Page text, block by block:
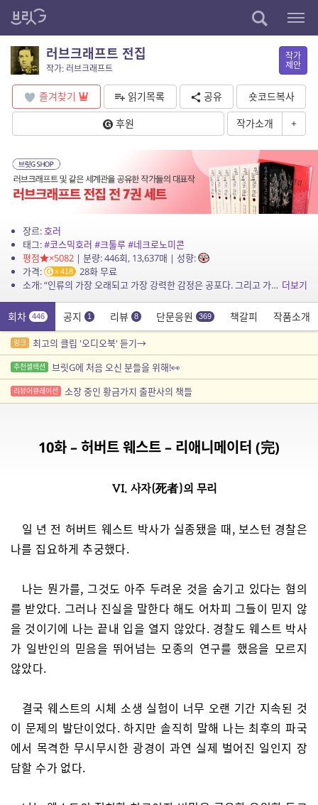
러브크래프트 전집
작가: 러브크래프트
작가
제안
즐겨찾기 읽기목록 공유
숏코드복사
후원
작가소개 +
장르:호러
태그:#코스믹호러 #크툴루#네크로노미콘
평점
×5082| 분량: 446회, 13,637매 | 성향:
가격:
418
28화 무료
소개: “인류의 가장 오래되고 가장 강력한 감정은 공포다. 그리고 가장 오래되고 가장 강력한 공포는 미지의 것에 대한 공포다.” –H. P. 러브크래프트 에드거 앨런 포와 함께 공포 문학... 더보기
회차 446 공지 1 리뷰 8 단문응원 369 책갈피 작품소개
링크 최고의 클립 '오디오북' 듣기→
추천셀렉션 브릿G에 처음 오신 분들을 위해!👀
리뷰어큐레이션 소장 중인 황금가지 출판사의 책들
10화 – 허버트 웨스트 – 리애니메이터 (完)
VI. 사자(死者)의 무리
일 년 전 허버트 웨스트 박사가 실종됐을 때, 보스턴 경찰은
나를 집요하게 추궁했다.
나는 뭔가를, 그것도 아주 두려운 것을 숨기고 있다는 혐의
를 받았다. 그러나 진실을 말한다 해도 어차피 그들이 믿지 않
을 것이기에 나는 끝내 입을 열지 않았다. 경찰도 웨스트 박사
가 일반인의 믿음을 뛰어넘는 모종의 연구를 했음을 모르지
않았다.
결국 웨스트의 시체 소생 실험이 너무 오랜 기간 지속된 것
이 문제의 발단이었다. 하지만 솔직히 말해 나는 최후의 파국
에서 목격한 무시무시한 광경이 과연 실제 벌어진 일인지 장
담할 수가 없다.